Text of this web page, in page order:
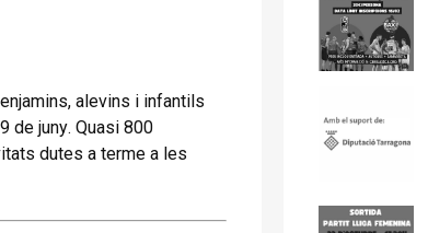
alevins i infantils
de juny. Quasi 800
dutes a terme a les